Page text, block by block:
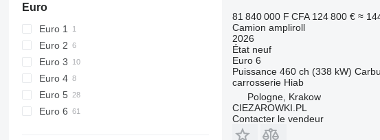
Euro
Euro 1
Euro 2
Euro 3
Euro 4
Euro 5
Euro 6
81 840 000 F CFA 124 800 € ≈
Camion ampliroll
2026
Étatneuf
Euro 6
Puissance 460 ch (338 kW)
carrosserie Hiab
Pologne, Krakow
CIEZAROWKI.PL
Contacter le vendeur